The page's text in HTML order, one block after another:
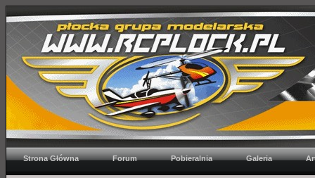
Strona Główna Forum Pobieralnia Galeria